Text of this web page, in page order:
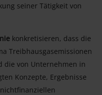
seiner Tätigkeit von
konkretisieren, dass die
Treibhausgasemissionen
die von Unternehmen in
Konzepte, Ergebnisse